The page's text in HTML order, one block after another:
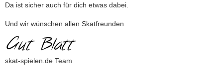
Da ist sicher auch für dich etwas dabei.
Und wir wünschen allen Skatfreunden
skat-spielen.de Team